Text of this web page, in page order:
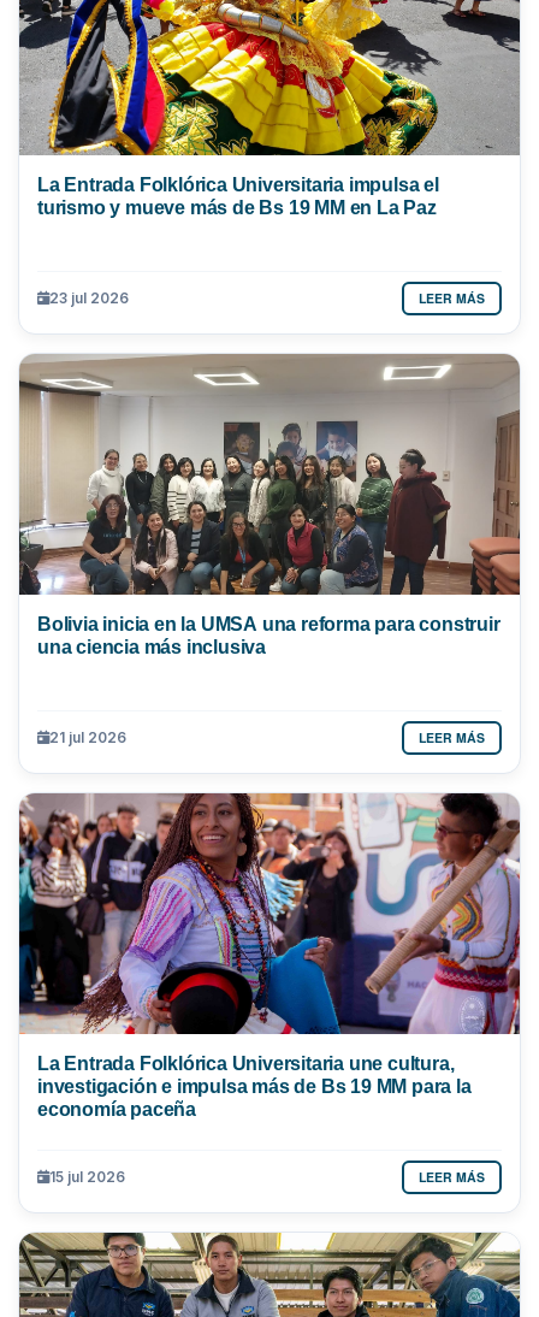
La Entrada Folklórica Universitaria impulsa el
turismo y mueve más de Bs 19 MM en La Paz
23 jul 2026 LEER MÁS
Bolivia inicia en la UMSA una reforma para construir
una ciencia más inclusiva
21 jul 2026 LEER MÁS
La Entrada Folklórica Universitaria une cultura,
investigación e impulsa más de Bs 19 MM para la
economía paceña
15 jul 2026 LEER MÁS